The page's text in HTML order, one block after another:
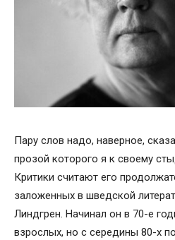
Пару слов надо, наверное,
прозой которого я к своему
Критики считают его
заложенных в шведской
Линдгрен. Начинал он в 70-е
взрослых, но с середины 80-х